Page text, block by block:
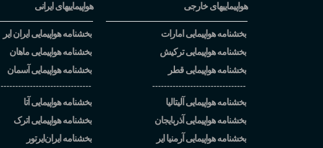
هواپیماییهای خارجی
بخشنامه هواپیمایی امارات
بخشنامه هواپیمایی ترکیش
بخشنامه هواپیمایی قطر
--------------------------------
بخشنامه هواپیمایی آلیتالیا
بخشنامه هواپیمایی آذربایجان
بخشنامه هواپیمایی آرمنیا ایر
هواپیماییهای ایرانی
بخشنامه هواپیمایی ایران ایر
بخشنامه هواپیمایی ماهان
بخشنامه هواپیمایی آسمان
-------------------------------
بخشنامه هواپیمایی آتا
بخشنامه هواپیمایی اترک
بخشنامه ایرانایرتور